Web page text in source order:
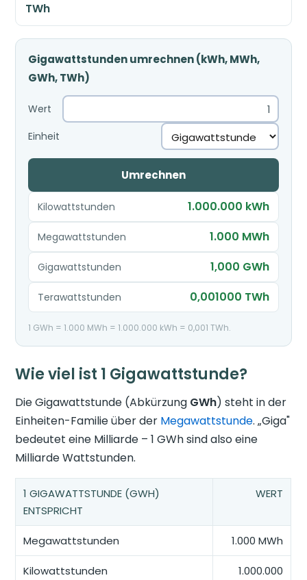
TWh
Gigawattstunden umrechnen (kWh, MWh,
GWh, TWh)
Wert
Einheit
Umrechnen
Kilowattstunden 1.000.000 kWh
Megawattstunden 1.000 MWh
Gigawattstunden 1,000 GWh
Terawattstunden 0,001000 TWh
1 GWh = 1.000 MWh = 1.000.000 kWh = 0,001 TWh.
Wie viel ist 1 Gigawattstunde?
Die Gigawattstunde (Abkürzung GWh) steht in der
Einheiten-Familie über der Megawattstunde. „Giga"
bedeutet eine Milliarde – 1 GWh sind also eine
Milliarde Wattstunden.
1 GIGAWATTSTUNDE (GWH)
ENTSPRICHT
WERT
Megawattstunden 1.000 MWh
Kilowattstunden
1.000.000